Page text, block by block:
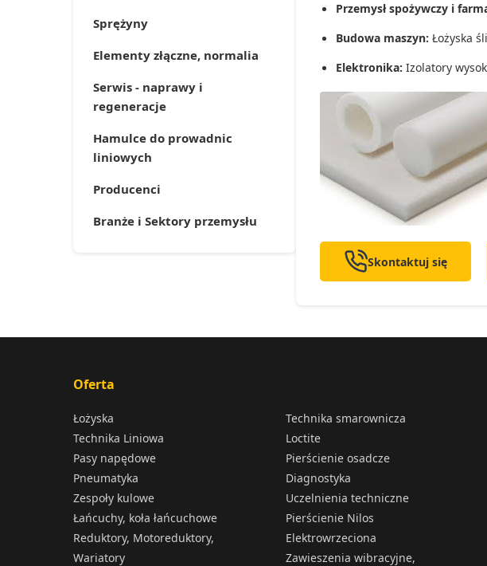
Sprężyny
Elementy złączne, normalia
Serwis - naprawy i
regeneracje
Hamulce do prowadnic
liniowych
Producenci
Branże i Sektory przemysłu
Przemysł spożywczy i
Budowa maszyn: Łożyska
Elektronika: Izolatory
Skontaktuj się
Oferta
Łożyska
Technika Liniowa
Pasy napędowe
Pneumatyka
Zespoły kulowe
Łańcuchy, koła łańcuchowe
Reduktory, Motoreduktory,
Wariatory
Technika smarownicza
Loctite
Pierścienie osadcze
Diagnostyka
Uczelnienia techniczne
Pierścienie Nilos
Elektrowrzeciona
Zawieszenia wibracyjne,